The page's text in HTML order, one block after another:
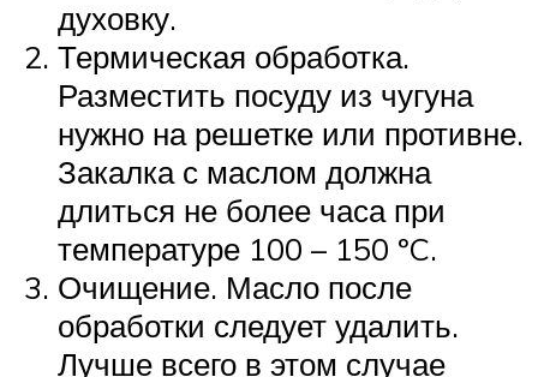
духовку.
Термическая обработка.
Разместить посуду из чугуна
нужно на решетке или противне.
Закалка с маслом должна
длиться не более часа при
температуре 100 – 150 ºC.
Очищение. Масло после
обработки следует удалить.
Лучше всего в этом случае